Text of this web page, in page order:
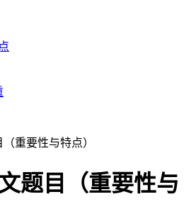
重要性与特点）
题目（重要性与